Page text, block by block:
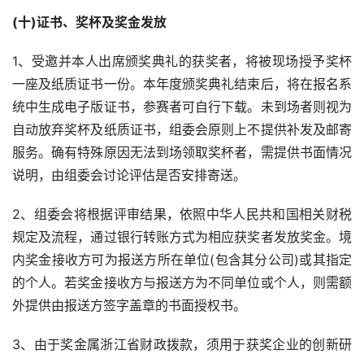
(十)证书、奖杯及奖金发放
1、受邀并本人出席颁奖典礼的获奖者，将被现场授予奖杯
一座及纸质证书一份。本年度颁奖典礼结束后，将在报名系
统中生成电子版证书，参赛者可自行下载。未到场者则视为
自动放弃奖杯及纸质证书，组委会原则上不提供补发及邮寄
服务。确有特殊原因无法到场领取奖杯者，需提供书面情况
说明，由组委会讨论评估是否安排寄送。
2、组委会将根据评审结果，依照中华人民共和国相关财税
规定及流程，通过银行转账方式为相应获奖者发放奖金。境
内奖金接收方可为报送方所在单位(包含其分公司)或其指定
的个人。若奖金接收方与报送方为不同单位或个人，则需额
外提供由报送方签字盖章的书面授权书。
3、由于奖金属浙江省财政拨款，须用于获奖企业的创新研